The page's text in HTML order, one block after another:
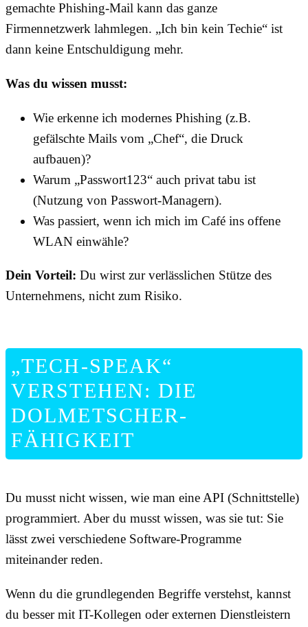
gemachte Phishing-Mail kann das ganze
Firmennetzwerk lahmlegen. „Ich bin kein Techie“ ist
dann keine Entschuldigung mehr.
Was du wissen musst:
Wie erkenne ich modernes Phishing (z.B.
gefälschte Mails vom „Chef“, die Druck
aufbauen)?
Warum „Passwort123“ auch privat tabu ist
(Nutzung von Passwort-Managern).
Was passiert, wenn ich mich im Café ins offene
WLAN einwähle?
Dein Vorteil: Du wirst zur verlässlichen Stütze des
Unternehmens, nicht zum Risiko.
„TECH-SPEAK“
VERSTEHEN: DIE
DOLMETSCHER-
FÄHIGKEIT
Du musst nicht wissen, wie man eine API (Schnittstelle)
programmiert. Aber du musst wissen, was sie tut: Sie
lässt zwei verschiedene Software-Programme
miteinander reden.
Wenn du die grundlegenden Begriffe verstehst, kannst
du besser mit IT-Kollegen oder externen Dienstleistern